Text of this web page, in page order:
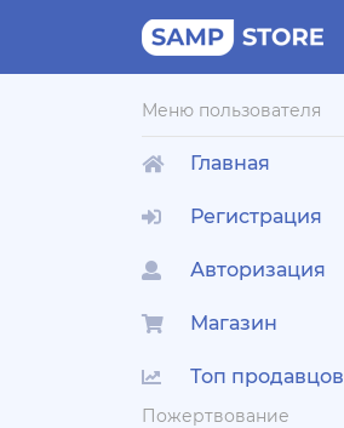
Меню пользователя
Главная
Регистрация
Авторизация
Магазин
Топ продавцов
Пожертвование